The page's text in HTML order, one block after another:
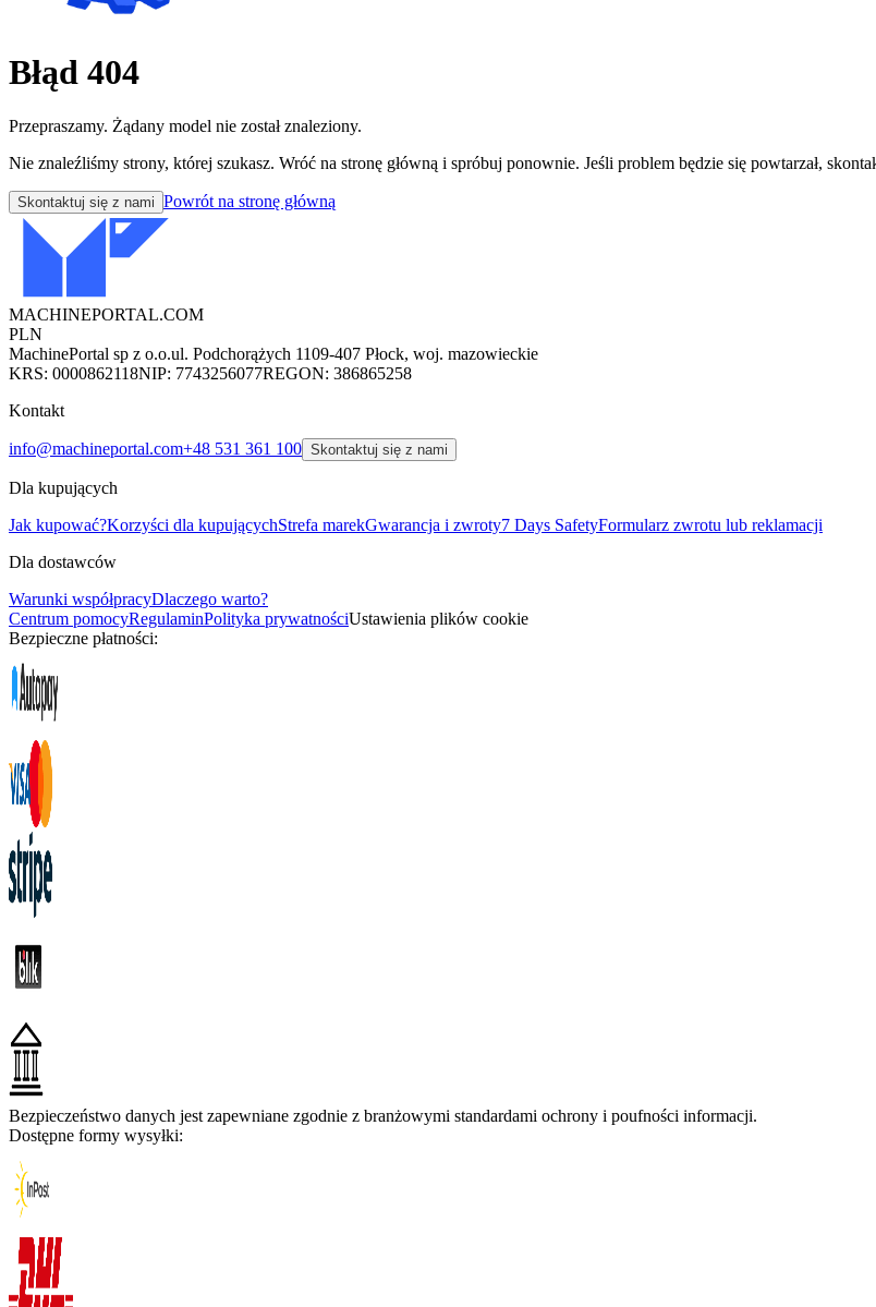
Błąd 404
Przepraszamy. Żądany model nie został znaleziony.
Nie znaleźliśmy strony, której szukasz. Wróć na stronę główną i spróbuj ponownie. Jeśli problem będzie się powtarzał,
Skontaktuj się z nami Powrót na stronę główną
MACHINEPORTAL.COM
PLN
MachinePortal sp z o.o.ul. Podchorążych 1109-407 Płock, woj. mazowieckie
KRS: 0000862118NIP: 7743256077REGON: 386865258
Kontakt
info@machineportal.com+48 531 361 100 Skontaktuj się z nami
Dla kupujących
Jak kupować?Korzyści dla kupującychStrefa marekGwarancja i zwroty7 Days SafetyFormularz zwrotu lub reklamacji
Dla dostawców
Warunki współpracyDlaczego warto?
Centrum pomocyRegulaminPolityka prywatnościUstawienia plików cookie
Bezpieczne płatności:
Bezpieczeństwo danych jest zapewniane zgodnie z branżowymi standardami ochrony i poufności informacji.
Dostępne formy wysyłki: